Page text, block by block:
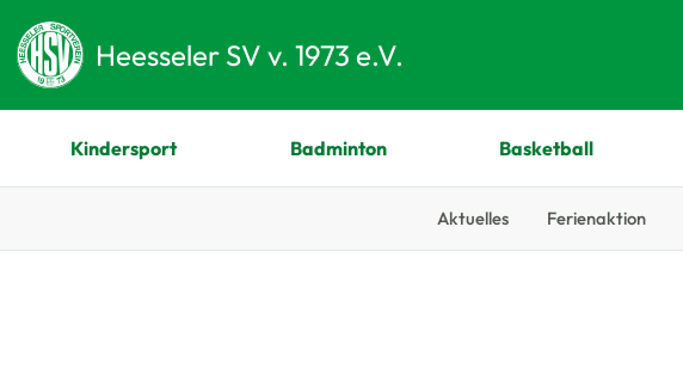
Heesseler SV v. 1973 e.V.
Kindersport Badminton Basketball
Aktuelles Ferienaktion